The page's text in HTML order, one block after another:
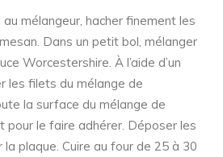
mélangeur, hacher finement les
Dans un petit bol, mélanger
Worcestershire. À l’aide d’un
les filets du mélange de
la surface du mélange de
pour le faire adhérer. Déposer les
plaque. Cuire au four de 25 à 30